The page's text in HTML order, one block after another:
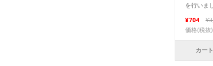
を行いま
¥704
価格(税抜
カー